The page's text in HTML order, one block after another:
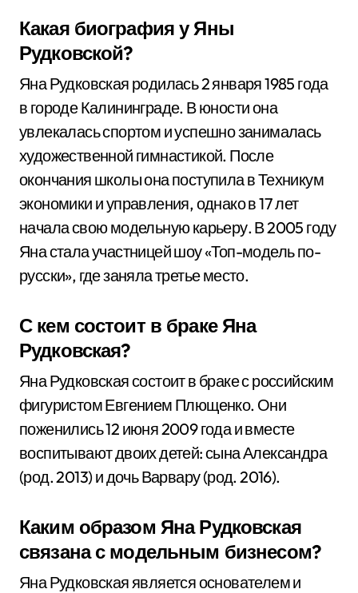
Какая биография у Яны
Рудковской?
Яна Рудковская родилась 2 января 1985 года
в городе Калининграде. В юности она
увлекалась спортом и успешно занималась
художественной гимнастикой. После
окончания школы она поступила в Техникум
экономики и управления, однако в 17 лет
начала свою модельную карьеру. В 2005 году
Яна стала участницей шоу «Топ-модель по-
русски», где заняла третье место.
С кем состоит в браке Яна
Рудковская?
Яна Рудковская состоит в браке с российским
фигуристом Евгением Плющенко. Они
поженились 12 июня 2009 года и вместе
воспитывают двоих детей: сына Александра
(род. 2013) и дочь Варвару (род. 2016).
Каким образом Яна Рудковская
связана с модельным бизнесом?
Яна Рудковская является основателем и